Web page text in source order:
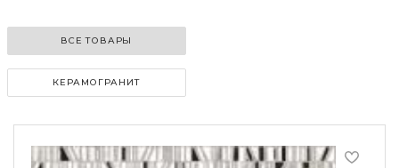
ВСЕ ТОВАРЫ
КЕРАМОГРАНИТ